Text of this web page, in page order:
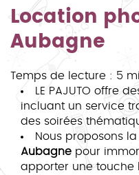
Location
Aubagne
Temps de lecture : 5
LE PAJUTO offre
incluant un service
des soirées
Nous proposons la
Aubagne pour
apporter une touche